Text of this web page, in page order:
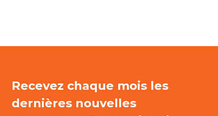
Recevez chaque mois les
dernières nouvelles